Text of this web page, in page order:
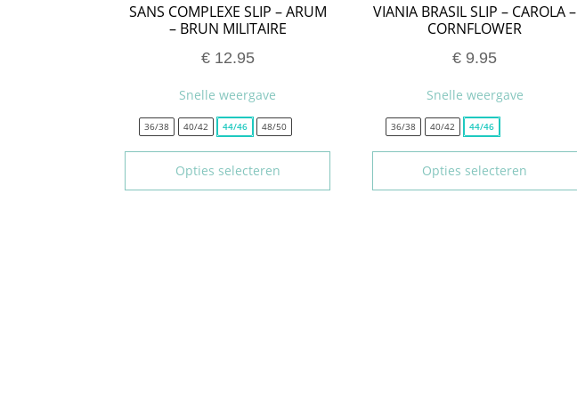
SANS COMPLEXE SLIP – ARUM
– BRUN MILITAIRE
€12.95
Opties selecteren
Snelle weergave
36/38 40/42 44/46 48/50
VIANIA BRASIL SLIP – CAROLA –
CORNFLOWER
€ 9.95
Opties selecteren
Snelle weergave
36/38 40/42 44/46